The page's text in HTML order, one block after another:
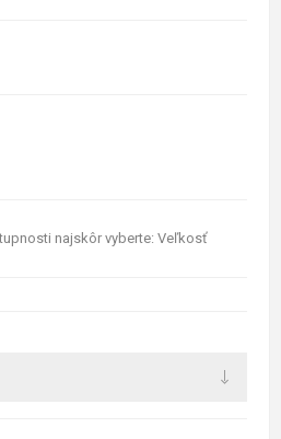
najskôr vyberte: Veľkosť